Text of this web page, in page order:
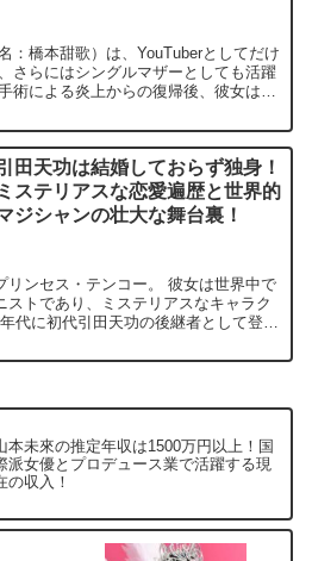
：橋本甜歌）は、YouTuberとしてだけ
さらにはシングルマザーとしても活躍
術による炎上からの復帰後、彼女は
田天功は結婚しておらず独身！
ミステリアスな恋愛遍歴と世界的
ジシャンの壮大な舞台裏！
リンセス・テンコー。 彼女は世界中で
ストであり、ミステリアスなキャラク
代に初代引田天功の後継者として登場
本未來の推定年収は1500万円以上！国
派女優とプロデュース業で活躍する現
の収入！